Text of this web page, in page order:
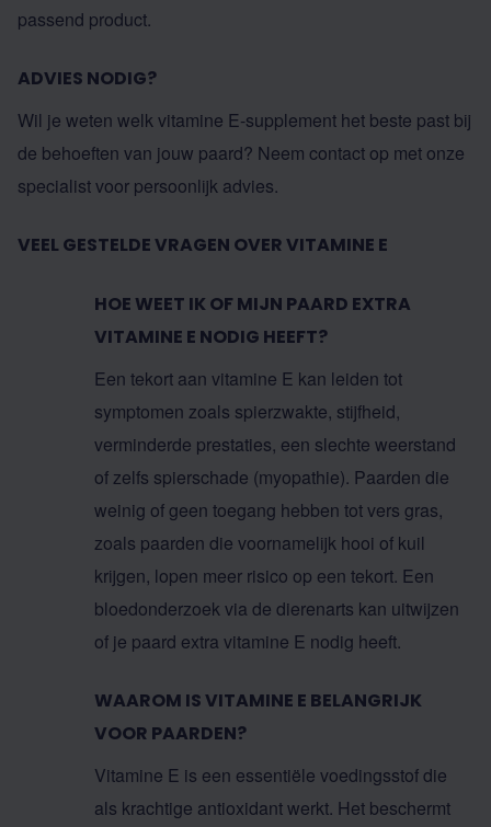
passend product.
ADVIES NODIG?
Wil je weten welk vitamine E-supplement het beste past bij
de behoeften van jouw paard? Neem contact op met onze
specialist voor persoonlijk advies.
VEEL GESTELDE VRAGEN OVER VITAMINE E
HOE WEET IK OF MIJN PAARD EXTRA
VITAMINE E NODIG HEEFT?
Een tekort aan vitamine E kan leiden tot
symptomen zoals spierzwakte, stijfheid,
verminderde prestaties, een slechte weerstand
of zelfs spierschade (myopathie). Paarden die
weinig of geen toegang hebben tot vers gras,
zoals paarden die voornamelijk hooi of kuil
krijgen, lopen meer risico op een tekort. Een
bloedonderzoek via de dierenarts kan uitwijzen
of je paard extra vitamine E nodig heeft.
WAAROM IS VITAMINE E BELANGRIJK
VOOR PAARDEN?
Vitamine E is een essentiële voedingsstof die
als krachtige antioxidant werkt. Het beschermt